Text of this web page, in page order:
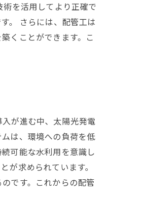
を活用してより正確で
。 さらには、配管工は
くことができます。こ
が進む中、太陽光発電
は、環境への負荷を低
可能な水利用を意識し
が求められています。
です。これからの配管